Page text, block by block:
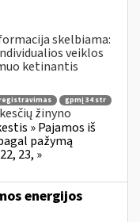
skelbiama:
veiklos
ketinantis
gpmį 34 str
žinyno
» Pajamos iš
pažymą
23, »
energijos